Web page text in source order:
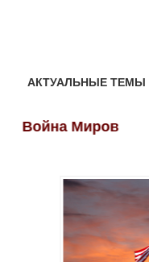
АКТУАЛЬНЫЕ ТЕМЫ
Война Миров